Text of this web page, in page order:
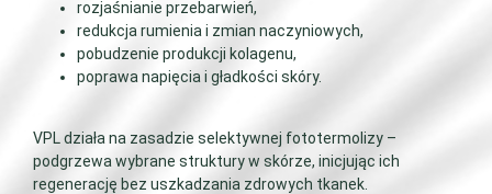
rozjaśnianie przebarwień,
redukcja rumienia i zmian naczyniowych,
pobudzenie produkcji kolagenu,
poprawa napięcia i gładkości skóry.
VPL działa na zasadzie selektywnej fototermolizy –
podgrzewa wybrane struktury w skórze, inicjując ich
regenerację bez uszkadzania zdrowych tkanek.